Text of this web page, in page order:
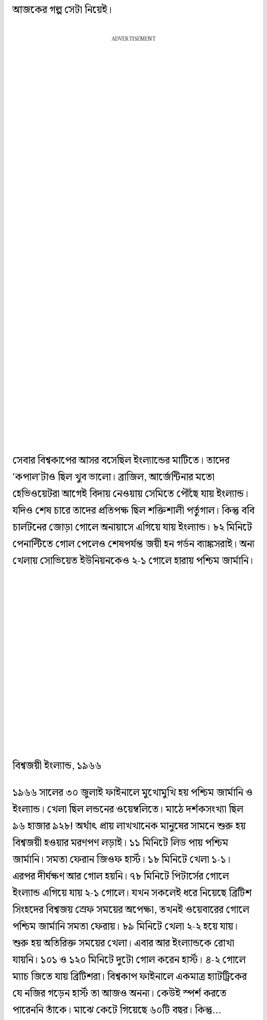
আজকের গল্প সেটা নিয়েই।
ADVERTISEMENT
সেবার বিশ্বকাপের আসর বসেছিল ইংল্যান্ডের মাটিতে। তাদের
'কপাল'টাও ছিল খুব ভালো। ব্রাজিল, আর্জেন্টিনার মতো
হেভিওয়েটরা আগেই বিদায় নেওয়ায় সেমিতে পৌঁছে যায় ইংল্যান্ড।
যদিও শেষ চারে তাদের প্রতিপক্ষ ছিল শক্তিশালী পর্তুগাল। কিন্তু ববি
চার্লটনের জোড়া গোলে অনায়াসে এগিয়ে যায় ইংল্যান্ড। ৮২ মিনিটে
পেনাল্টিতে গোল পেলেও শেষপর্যন্ত জয়ী হন গর্ডন ব্যাঙ্কসরাই। অন্য
খেলায় সোভিয়েত ইউনিয়নকেও ২-১ গোলে হারায় পশ্চিম জার্মানি।
বিশ্বজয়ী ইংল্যান্ড, ১৯৬৬
১৯৬৬ সালের ৩০ জুলাই ফাইনালে মুখোমুখি হয় পশ্চিম জার্মানি ও
ইংল্যান্ড। খেলা ছিল লন্ডনের ওয়েম্বলিতে। মাঠে দর্শকসংখ্যা ছিল
৯৬ হাজার ৯২৮! অর্থাৎ প্রায় লাখখানেক মানুষের সামনে শুরু হয়
বিশ্বজয়ী হওয়ার মরণপণ লড়াই। ১১ মিনিটে লিড পায় পশ্চিম
জার্মানি। সমতা ফেরান জিওফ হার্স্ট। ১৮ মিনিটে খেলা ১-১।
এরপর দীর্ঘক্ষণ আর গোল হয়নি। ৭৮ মিনিটে পিটার্সের গোলে
ইংল্যান্ড এগিয়ে যায় ২-১ গোলে। যখন সকলেই ধরে নিয়েছে ব্রিটিশ
সিংহদের বিশ্বজয় স্রেফ সময়ের অপেক্ষা, তখনই ওয়েবারের গোলে
পশ্চিম জার্মানি সমতা ফেরায়। ৮৯ মিনিটে খেলা ২-২ হয়ে যায়।
শুরু হয় অতিরিক্ত সময়ের খেলা। এবার আর ইংল্যান্ডকে রোখা
যায়নি। ১০১ ও ১২০ মিনিটে দুটো গোল করেন হার্স্ট। ৪-২ গোলে
ম্যাচ জিতে যায় ব্রিটিশরা। বিশ্বকাপ ফাইনালে একমাত্র হ্যাটট্রিকের
যে নজির গড়েন হার্স্ট তা আজও অনন্য। কেউই স্পর্শ করতে
পারেননি তাঁকে। মাঝে কেটে গিয়েছে ৬০টি বছর। কিন্তু...